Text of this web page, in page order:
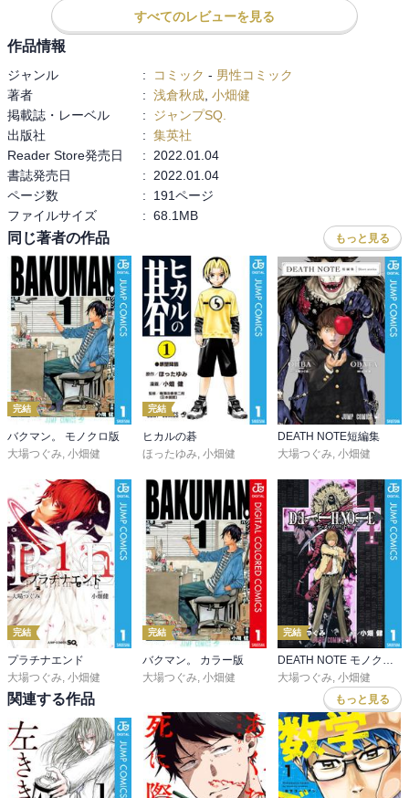
すべてのレビューを見る
作品情報
ジャンル : コミック - 男性コミック
著者
: 浅倉秋成 小畑健
掲載誌・レーベル
:
ジャンプSQ.
出版社
: 集英社
Reader Store発売日
:
2022.01.04
書誌発売日
:
2022.01.04
ページ数
:
191ページ
ファイルサイズ
: 68.1MB
同じ著者の作品 もっと見る
完結
バクマン。 モノクロ版
大場つぐみ, 小畑健
完結
ヒカルの碁
ほったゆみ, 小畑健
DEATH NOTE短編集
大場つぐみ, 小畑健
完結
プラチナエンド
大場つぐみ 小畑健
完結
バクマン。 カラー版
大場つぐみ 小畑健
完結
大場つぐみ 小畑健
関連する作品 もっと見る